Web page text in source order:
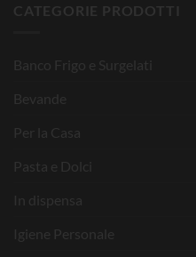
CATEGORIE PRODOTTI
Banco Frigo e Surgelati
Bevande
Per la Casa
Pasta e Dolci
In dispensa
Igiene Personale